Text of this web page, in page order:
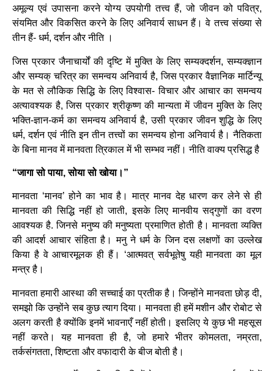
अमूल्य एवं उपासना करने योग्य उपयोगी तत्त्व हैं, जो जीवन को पवित्र,
संयमित और विकसित करने के लिए अनिवार्य साधन हैं। वे तत्त्व संख्या से
तीन हैं- धर्म, दर्शन और नीति ।
जिस प्रकार जैनाचार्यों की दृष्टि में मुक्ति के लिए सम्यक्दर्शन, सम्यक्ज्ञान
और सम्यक् चरित्र का समन्वय अनिवार्य है, जिस प्रकार वैज्ञानिक मार्टिन्यू
के मत से लौकिक सिद्धि के लिए विश्वास- विचार और आचार का समन्वय
अत्यावश्यक है, जिस प्रकार श्रीकृष्ण की मान्यता में जीवन मुक्ति के लिए
भक्ति-ज्ञान-कर्म का समन्वय अनिवार्य है, उसी प्रकार जीवन शुद्धि के लिए
धर्म, दर्शन एवं नीति इन तीन तत्त्वों का समन्वय होना अनिवार्य है। नैतिकता
के बिना मानव में मानवता त्रिकाल में भी सम्भव नहीं। नीति वाक्य प्रसिद्ध है
“जागा सो पाया, सोया सो खोया।”
मानवता ‘मानव’ होने का भाव है। मात्र मानव देह धारण कर लेने से ही
मानवता की सिद्धि नहीं हो जाती, इसके लिए मानवीय सद्गुणों का वरण
आवश्यक है. जिनसे मनुष्य की मनुष्यता प्रमाणित होती है। मानवता व्यक्ति
की आदर्श आचार संहिता है। मनु ने धर्म के जिन दस लक्षणों का उल्लेख
किया है वे आचारमूलक ही हैं। ‘आत्मवत् सर्वभूतेषु यही मानवता का मूल
मन्त्र है।
मानवता हमारी आस्था की सच्चाई का प्रतीक है। जिन्होंने मानवता छोड़ दी,
समझो कि उन्होंने सब कुछ त्याग दिया। मानवता ही हमें मशीन और रोबोट से
अलग करती है क्योंकि इनमें भावनाएँ नहीं होती। इसलिए ये कुछ भी महसूस
नहीं करते। यह मानवता ही है, जो हमारे भीतर कोमलता, नम्रता,
तर्कसंगतता, शिष्टता और वफादारी के बीज बोती है।